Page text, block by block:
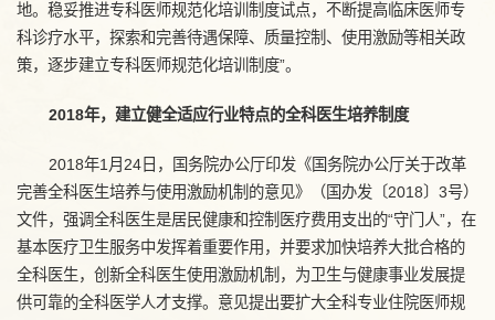
地。稳妥推进专科医师规范化培训制度试点，不断提高临床医师专
科诊疗水平，探索和完善待遇保障、质量控制、使用激励等相关政
策，逐步建立专科医师规范化培训制度”。
2018年，建立健全适应行业特点的全科医生培养制度
2018年1月24日，国务院办公厅印发《国务院办公厅关于改革
完善全科医生培养与使用激励机制的意见》（国办发〔2018〕3号）
文件，强调全科医生是居民健康和控制医疗费用支出的“守门人”，在
基本医疗卫生服务中发挥着重要作用，并要求加快培养大批合格的
全科医生，创新全科医生使用激励机制，为卫生与健康事业发展提
供可靠的全科医学人才支撑。意见提出要扩大全科专业住院医师规